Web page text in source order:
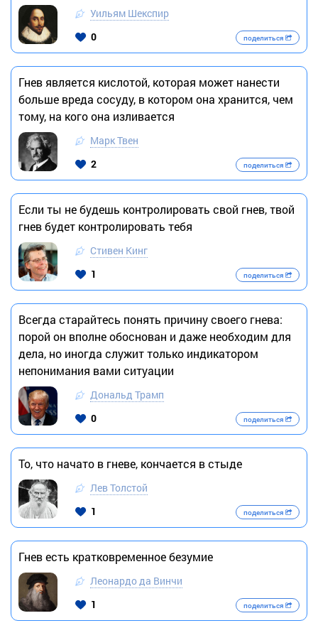
Уильям Шекспир
0
поделиться
Гнев является кислотой, которая может нанести
больше вреда сосуду, в котором она хранится, чем
тому, на кого она изливается
Марк Твен
2
поделиться
Если ты не будешь контролировать свой гнев, твой
гнев будет контролировать тебя
Стивен Кинг
1
поделиться
Всегда старайтесь понять причину своего гнева:
порой он вполне обоснован и даже необходим для
дела, но иногда служит только индикатором
непонимания вами ситуации
Дональд Трамп
0
поделиться
То, что начато в гневе, кончается в стыде
Лев Толстой
1
поделиться
Гнев есть кратковременное безумие
Леонардо да Винчи
1
поделиться